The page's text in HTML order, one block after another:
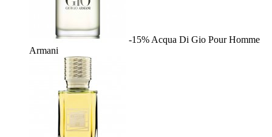
-15% Acqua Di Gio Pour Homme
Armani